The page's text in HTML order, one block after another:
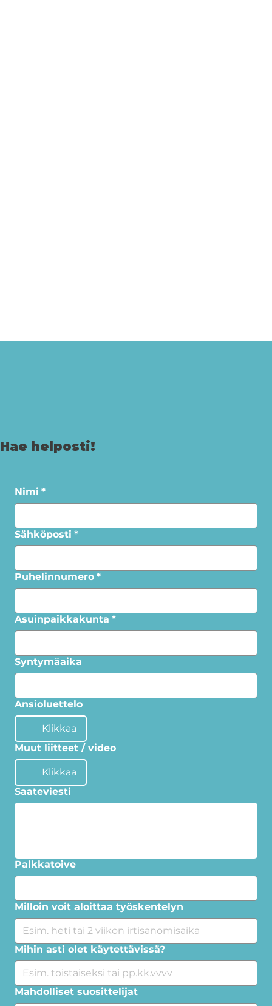
Hae helposti!
Nimi *
Sähköposti *
Puhelinnumero *
Asuinpaikkakunta *
Syntymäaika
Ansioluettelo
Klikkaa
Muut liitteet / video
Klikkaa
Saateviesti
Palkkatoive
Milloin voit aloittaa työskentelyn
Mihin asti olet käytettävissä?
Mahdolliset suosittelijat